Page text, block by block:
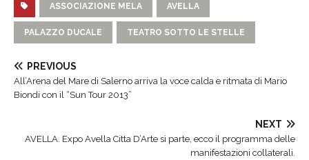
ASSOCIAZIONE MELA AVELLA
PALAZZO DUCALE TEATRO SOTTO LE STELLE
PREVIOUS
All’Arena del Mare di Salerno arriva la voce calda e ritmata di Mario
Biondi con il “Sun Tour 2013”
NEXT
AVELLA. Expo Avella Citta D’Arte si parte, ecco il programma delle
manifestazioni collaterali.